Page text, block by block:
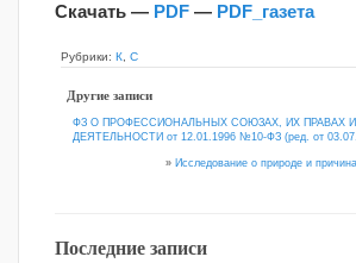
Скачать — PDF — PDF_газета
Рубрики: К С
Другие записи
ФЗ О ПРОФЕССИОНАЛЬНЫХ СОЮЗАХ, ИХ ПРАВАХ И
ДЕЯТЕЛЬНОСТИ от 12.01.1996 №10-ФЗ (ред. от
» Исследование о природе и
Последние записи